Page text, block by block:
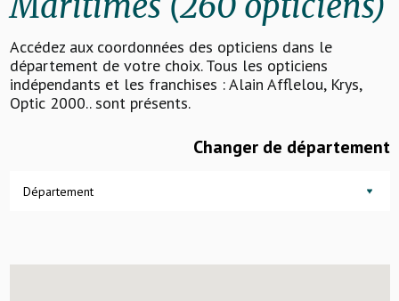
Accédez aux coordonnées des opticiens dans le
département de votre choix. Tous les opticiens
indépendants et les franchises : Alain Afflelou, Krys,
Optic 2000.. sont présents.
Changer de département
Département